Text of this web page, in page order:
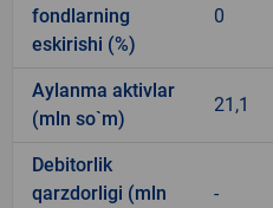
fondlarning
eskirishi (%)
0
Aylanma aktivlar
(mln so`m)
21,1
Debitorlik
qarzdorligi (mln
-